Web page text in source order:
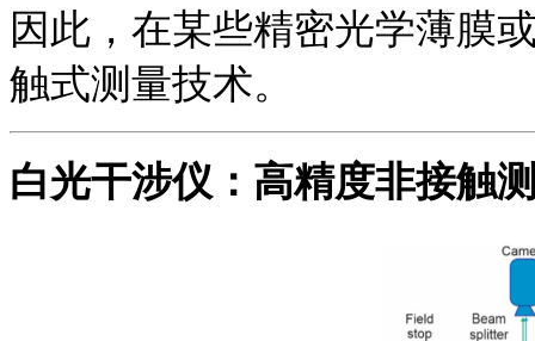
因此，在某些精密光学薄膜
触式测量技术。
白光干涉仪：高精度非接触